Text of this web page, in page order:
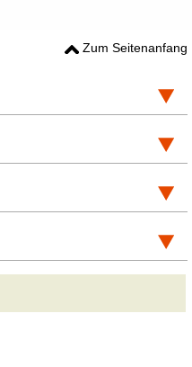
Zum Seitenanfang